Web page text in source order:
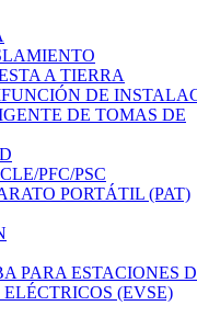
A TIERRA
DE
DE TOMAS DE
PFC/PSC
PORTÁTIL (PAT)
PARA ESTACIONES
(EVSE)